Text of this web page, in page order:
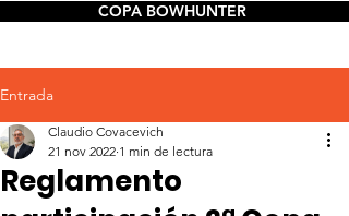
COPA BOWHUNTER
Entrada
Reglamento
Claudio Covacevich
21 nov 2022 1 min de lectura